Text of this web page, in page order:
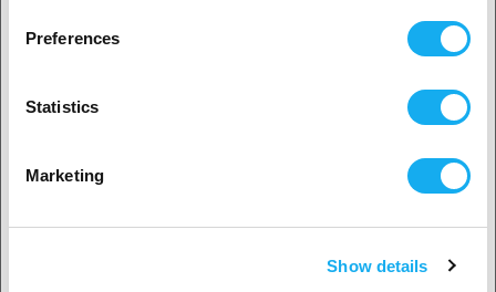
Preferences
Statistics
Marketing
Show details